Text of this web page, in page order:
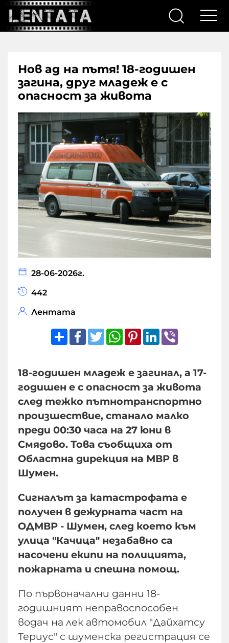
Нов ад на пътя! 18-годишен
загина, друг младеж е с
опасност за живота
28-06-2026г.
442
Лентата
ShareFacebook
TwitterWhatsApp
Pinterest
LinkedIn
18-годишен младеж е загинал, а 17-
годишен е с опасност за живота
след тежко пътнотранспортно
произшествие, станало малко
преди 00:30 часа на 27 юни в
Смядово. Това съобщиха от
Областна дирекция на МВР в
Шумен.
Сигналът за катастрофата е
получен в дежурната част на
ОДМВР - Шумен, след което към
улица "Качица" незабавно са
насочени екипи на полицията,
пожарната и спешна помощ.
По първоначални данни 18-
годишният неправоспособен
водач на лек автомобил "Дайхатсу
Териус" с шуменска регистрация се